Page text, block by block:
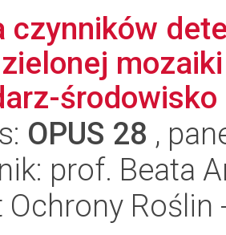
czynników
środowisko
OPUS 28 ,
prof. Beata
Ochrony